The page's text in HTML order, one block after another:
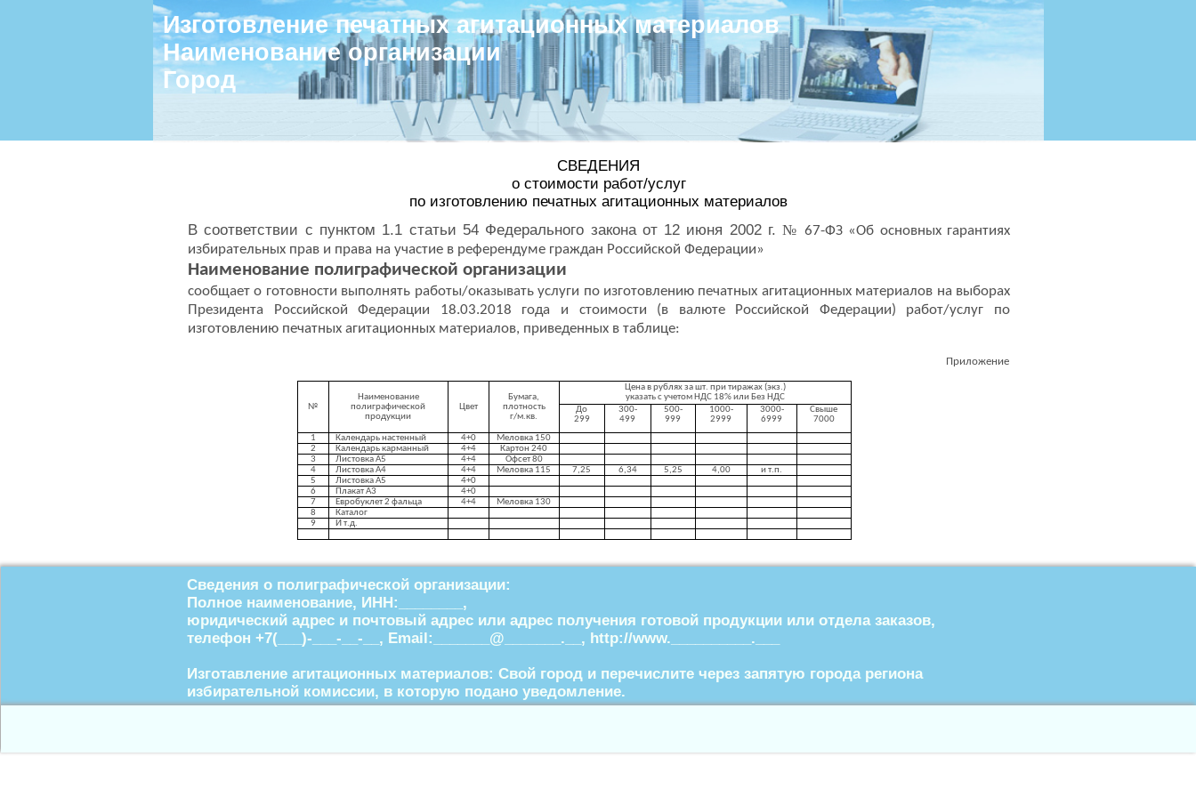
Сведения о полиграфической организации:
Полное наименование, ИНН:________,
юридический адрес и почтовый адрес или адрес получения готовой продукции или отдела заказов,
телефон +7(___)-___-__-__, Email:_______@_______.__, http://www.__________.___
Изготавление агитационных материалов: Свой город и перечислите через запятую города региона
избирательной комиссии, в которую подано уведомление.
В соответствии с пунктом 1.1 статьи 54 Федерального закона от 12 июня 2002 г.№ 67-ФЗ «Об основных гарантиях
избирательных прав и права на участие в референдуме граждан Российской Федерации»
Наименование полиграфической организации
сообщает о готовности выполнять работы/оказывать услуги по изготовлению печатных агитационных материалов на выборах
Президента Российской Федерации 18.03.2018 года и стоимости (в валюте Российской Федерации) работ/услуг по
изготовлению печатных агитационных материалов, приведенных в таблице:
СВЕДЕНИЯ
о стоимости работ/услуг
по изготовлению печатных агитационных материалов
Приложение
№
Наименование
полиграфической
продукции
Цвет
Бумага,
плотность
г/м.кв.
Цена в рублях за шт. при тиражах (экз.)
указать с учетом НДС 18% или Без НДС
До
299
300-
499
500-
999
1000-
2999
3000-
6999
Свыше
7000
1
Календарь настенный 4+0 Меловка 150
2
Календарь карманный 4+4
Картон 240
3
Листовка А5 4+4
Офсет 80
4
Листовка А4 4+4 Меловка 115 7,25 6,34 5,25 4,00
и т.п.
5
Листовка А5
4+0
6
Плакат А3
4+0
7
Евробуклет2 фальца 4+4 Меловка 130
8
Каталог
9
И т.д.
Изготовление печатных агитационных материалов
Наименование организации
Город